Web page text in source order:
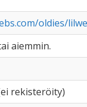
oldies/
aiemmin.
rekisteröity)